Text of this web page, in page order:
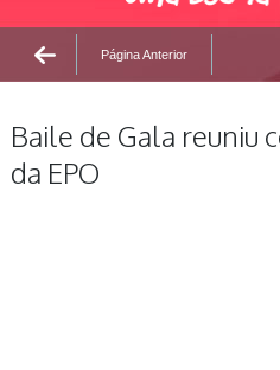
Página Anterior
Baile de Gala reuniu
da EPO